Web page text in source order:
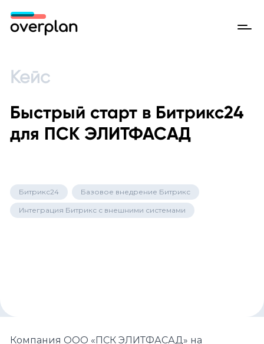
Кейс
Быстрый старт в Битрикс24
для ПСК ЭЛИТФАСАД
Битрикс24 Базовое внедрение Битрикс
Интеграция Битрикс с внешними системами
Компания ООО «ПСК ЭЛИТФАСАД» на